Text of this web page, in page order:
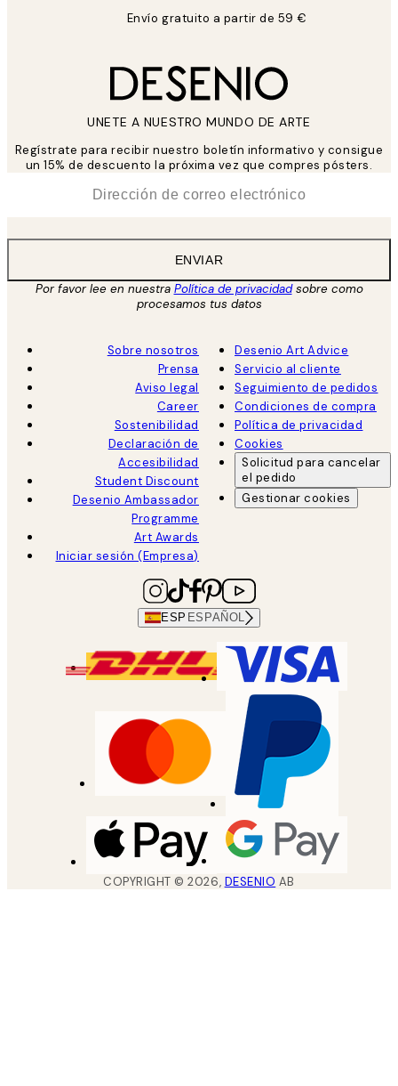
Envío gratuito a partir de 59 €
UNETE A NUESTRO MUNDO DE ARTE
Regístrate para recibir nuestro boletín informativo y consigue
un 15% de descuento la próxima vez que compres pósters.
ENVIAR
Por favor lee en nuestra Política de privacidadsobre como
procesamos tus datos
Sobre nosotros
Prensa
Aviso legal
Career
Sostenibilidad
Declaración de
Accesibilidad
Student Discount
Desenio Ambassador
Programme
Art Awards
Iniciar sesión (Empresa)
Desenio Art Advice
Servicio al cliente
Seguimiento de pedidos
Condiciones de compra
Política de privacidad
Cookies
Solicitud para cancelar
el pedido
Gestionar cookies
ESP ESPAÑOL
COPYRIGHT ©2026, DESENIO AB